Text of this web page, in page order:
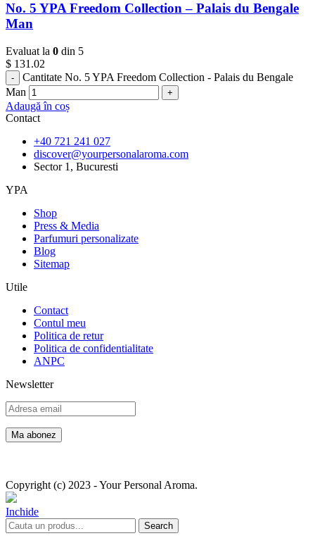
No. 5 YPA Freedom Collection – Palais du Bengale
Man
Evaluat la 0 din 5
$ 131.02
Cantitate No. 5 YPA Freedom Collection - Palais du Bengale
Man
Adaugă în coș
Contact
+40 721 241 027
discover@yourpersonalaroma.com
Sector 1, Bucuresti
YPA
Shop
Press & Media
Parfumuri personalizate
Blog
Sitemap
Utile
Contact
Contul meu
Politica de retur
Politica de confidentialitate
ANPC
Newsletter
Copyright (c) 2023 - Your Personal Aroma.
Inchide
Search